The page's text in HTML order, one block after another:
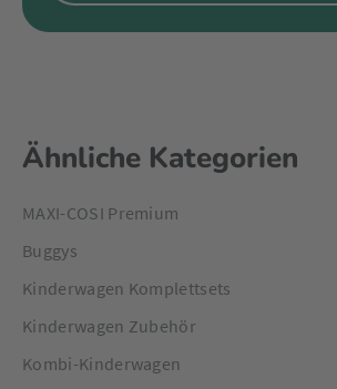
Ähnliche Kategorien
MAXI-COSI Premium
Buggys
Kinderwagen Komplettsets
Kinderwagen Zubehör
Kombi-Kinderwagen